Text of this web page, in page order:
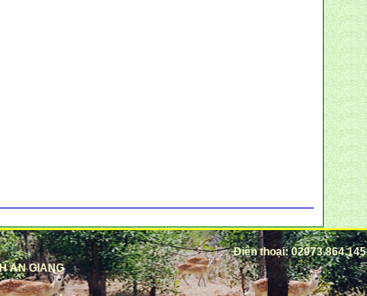
AN GIANG
Điện thoại: 02973.864.145